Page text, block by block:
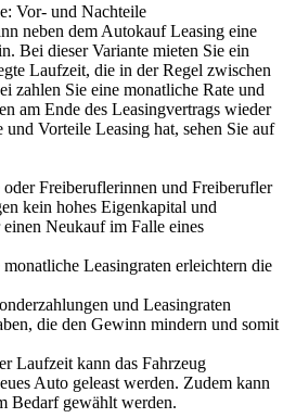
Vor- und Nachteile
neben dem Autokauf Leasing eine
Bei dieser Variante mieten Sie ein
Laufzeit, die in der Regel zwischen
zahlen Sie eine monatliche Rate und
am Ende des Leasingvertrags wieder
und Vorteile Leasing hat, sehen Sie auf
oder Freiberuflerinnen und Freiberufler
kein hohes Eigenkapital und
Neukauf im Falle eines
monatliche Leasingraten erleichtern die
und Leasingraten
die den Gewinn mindern und somit
Laufzeit kann das Fahrzeug
Auto geleast werden. Zudem kann
Bedarf gewählt werden.